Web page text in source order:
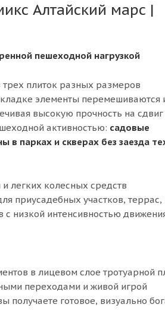
Алтайский марс |
пешеходной нагрузкой
плиток разных размеров
элементы перемешиваются
высокую прочность на сдвиг
активностью: садовые
парках и скверах без заезда
легких колесных средств
приусадебных участков, террас,
низкой интенсивностью
в лицевом слое тротуарной
переходами и живой игрой
готовое, визуально